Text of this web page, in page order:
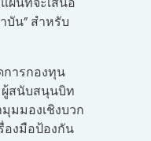
บัน” สำหรับ
การกองทุน
ผู้สนับสนุนบิท
มมองเชิงบวก
องมือป้องกัน